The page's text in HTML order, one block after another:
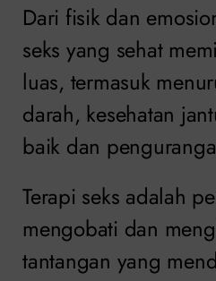
Dari fisik dan
seks yang sehat
luas, termasuk
darah, kesehatan
baik dan
Terapi seks adalah
mengobati dan
tantangan yang